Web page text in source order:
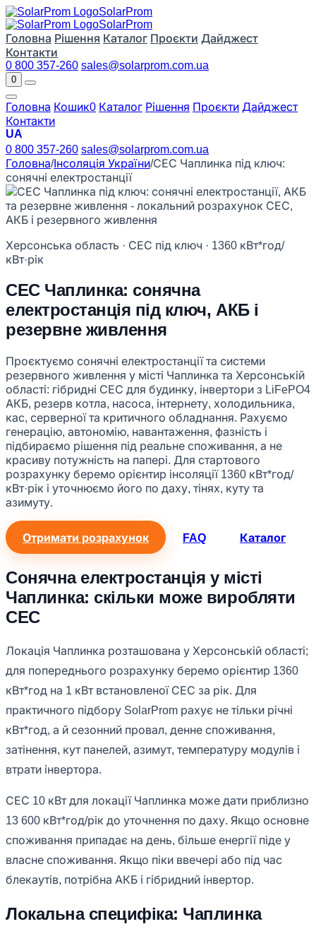
SolarProm
SolarProm
Головна Рішення Каталог Проєкти Дайджест
Контакти
0 800 357-260 sales@solarprom.com.ua
0
Головна Кошик0 Каталог Рішення Проєкти Дайджест
Контакти
UA
0 800 357-260 sales@solarprom.com.ua
Головна/Інсоляція України/СЕС Чаплинка під ключ:
сонячні електростанції
Херсонська область · СЕС під ключ · 1360 кВт*год/
кВт·рік
СЕС Чаплинка: сонячна
електростанція під ключ, АКБ і
резервне живлення
Проєктуємо сонячні електростанції та системи
резервного живлення у місті Чаплинка та Херсонській
області: гібридні СЕС для будинку, інвертори з LiFePO4
АКБ, резерв котла, насоса, інтернету, холодильника,
кас, серверної та критичного обладнання. Рахуємо
генерацію, автономію, навантаження, фазність і
підбираємо рішення під реальне споживання, а не
красиву потужність на папері. Для стартового
розрахунку беремо орієнтир інсоляції 1360 кВт*год/
кВт·рік і уточнюємо його по даху, тінях, куту та
азимуту.
Отримати розрахунок FAQ Каталог
Сонячна електростанція у місті
Чаплинка: скільки може виробляти
СЕС
Локація Чаплинка розташована у Херсонській області;
для попереднього розрахунку беремо орієнтир 1360
кВт*год на 1 кВт встановленої СЕС за рік. Для
практичного підбору SolarProm рахує не тільки річні
кВт*год, а й сезонний провал, денне споживання,
затінення, кут панелей, азимут, температуру модулів і
втрати інвертора.
СЕС 10 кВт для локації Чаплинка може дати приблизно
13 600 кВт*год/рік до уточнення по даху. Якщо основне
споживання припадає на день, більше енергії піде у
власне споживання. Якщо піки ввечері або під час
блекаутів, потрібна АКБ і гібридний інвертор.
Локальна специфіка: Чаплинка